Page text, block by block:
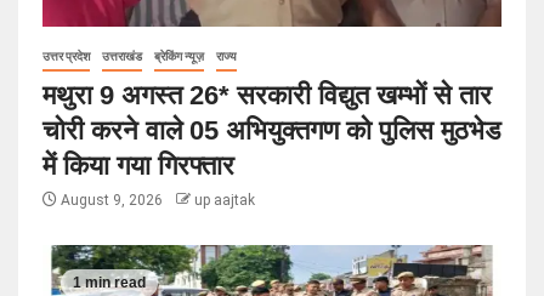
उत्तर प्रदेश उत्तराखंड ब्रेकिंग न्यूज़ राज्य
मथुरा 9 अगस्त 26* सरकारी विद्युत खम्भों से तार
चोरी करने वाले 05 अभियुक्तगण को पुलिस मुठभेड
में किया गया गिरफ्तार
August 9, 2026 up aajtak
1 min read